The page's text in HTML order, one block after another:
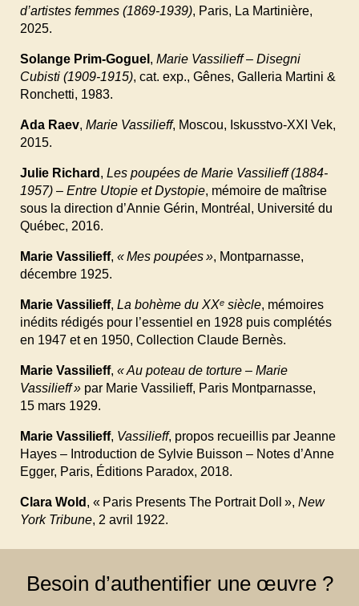
d’artistes femmes (1869-1939), Paris, La Martinière,
2025.
Solange Prim-Goguel , Marie Vassilieff – Disegni
Cubisti (1909-1915), cat. exp., Gênes, Galleria Martini &
Ronchetti, 1983.
Ada Raev, Marie Vassilieff, Moscou, Iskusstvo-XXI Vek,
2015.
Julie Richard , Les poupées de Marie Vassilieff (1884-
1957) – Entre Utopie et Dystopie, mémoire de maîtrise
sous la direction d’Annie Gérin, Montréal, Université du
Québec, 2016.
Marie Vassilieff, « Mes poupées », Montparnasse,
décembre 1925.
Marie Vassilieff, La bohème du XXesiècle, mémoires
inédits rédigés pour l’essentiel en 1928 puis complétés
en 1947 et en 1950, Collection Claude Bernès.
Marie Vassilieff, « Au poteau de torture – Marie
Vassilieff »par Marie Vassilieff, Paris Montparnasse,
15 mars 1929.
Marie Vassilieff, Vassilieff, propos recueillis par Jeanne
Hayes – Introduction de Sylvie Buisson – Notes d’Anne
Egger, Paris, Éditions Paradox, 2018.
Clara Wold , « Paris Presents The Portrait Doll », New
York Tribune, 2 avril 1922.
Besoin d’authentifier une œuvre ?